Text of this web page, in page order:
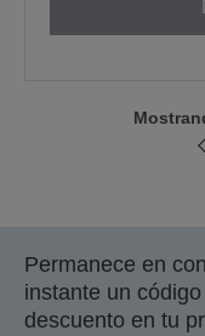
Permanece en
instante un
descuento en tu